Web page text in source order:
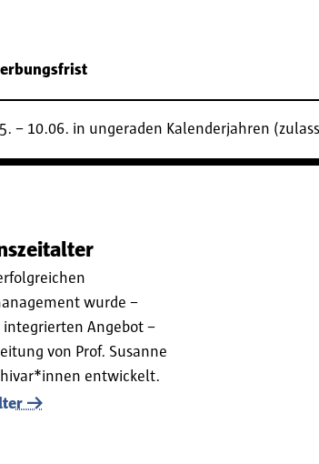
– 10.06. in ungeraden Kalenderjahren
wurde –
Angebot –
von Prof. Susanne
entwickelt.